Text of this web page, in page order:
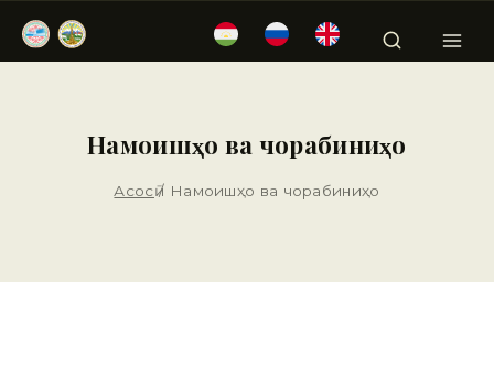
Намоишҳо ва чорабиниҳо
Асосӣ / Намоишҳо ва чорабиниҳо